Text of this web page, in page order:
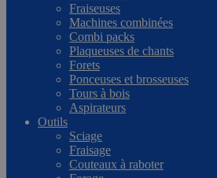
Fraiseuses
Machines combinées
Combi packs
Plaqueuses de chants
Forets
Ponceuses et brosseuses
Tours à bois
Aspirateurs
Outils
Sciage
Fraisage
Couteaux à raboter